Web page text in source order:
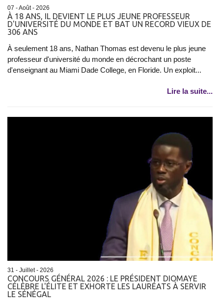
07 - Août - 2026
À 18 ANS, IL DEVIENT LE PLUS JEUNE PROFESSEUR
D'UNIVERSITÉ DU MONDE ET BAT UN RECORD VIEUX DE
306 ANS
À seulement 18 ans, Nathan Thomas est devenu le plus jeune
professeur d'université du monde en décrochant un poste
d'enseignant au Miami Dade College, en Floride. Un exploit...
Lire la suite...
31 - Juillet - 2026
CONCOURS GÉNÉRAL 2026 : LE PRÉSIDENT DIOMAYE
CÉLÈBRE L'ÉLITE ET EXHORTE LES LAURÉATS À SERVIR
LE SÉNÉGAL